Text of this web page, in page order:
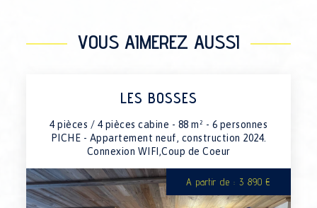
16/01/2027 au 23/01/2027
3490€
13/02/2027 au 20/02/2027
20/02/2027 au 27/02/2027
4590€
27/02/2027 au 06/03/2027
4590€
06/03/2027 au 13/03/2027
13/03/2027 au 20/03/2027 3100€
20/03/2027 au 27/03/2027
3100€
27/03/2027 au 03/04/2027
3100€
VOUS AIMEREZ AUSSI
LES BOSSES
4 pièces / 4 pièces cabine - 88 m² - 6 personnes
PICHE - Appartement neuf, construction 2024.
Connexion WIFI,Coup de Coeur
A partir de : 3 890 €